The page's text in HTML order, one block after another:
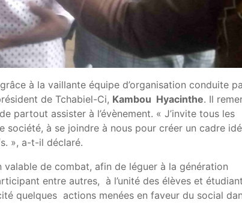
à la vaillante équipe d’organisation conduite
de Tchabiel-Ci, Kambou Hyacinthe. Il
partout assister à l’évènement. « J’invite tous les
société, à se joindre à nous pour créer un cadre
», a-t-il déclaré.
de combat, afin de léguer à la génération
entre autres, à l’unité des élèves et
quelques actions menées en faveur du social